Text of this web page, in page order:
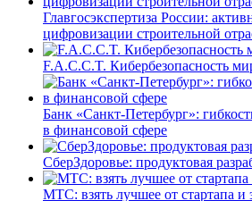
Главгосэкспертиза России:
цифровизации строительной
F.A.C.C.T. Кибербезопасность
Банк «Санкт-Петербург»:
в финансовой сфере
СберЗдоровье: продуктовая
МТС: взять лучшее от стартапа и